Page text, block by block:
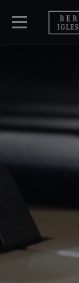
TICKETS
KÜNSTLER